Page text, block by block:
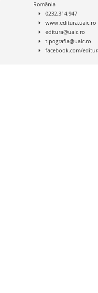
România
0232.314.947
www.editura.uaic.ro
editura@uaic.ro
tipografia@uaic.ro
facebook.com/